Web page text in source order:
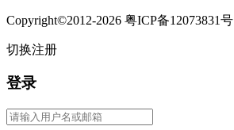
Copyright©2012-2026 粤ICP备12073831号
切换注册
登录